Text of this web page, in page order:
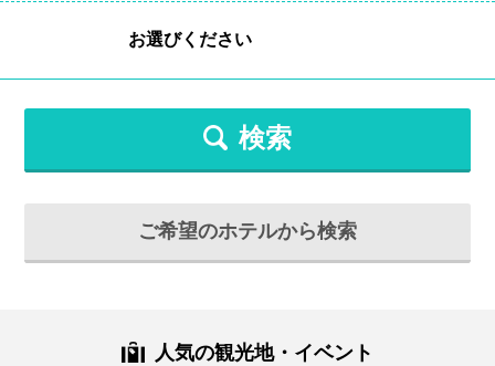
検索
ご希望のホテルから検索
人気の観光地・イベント